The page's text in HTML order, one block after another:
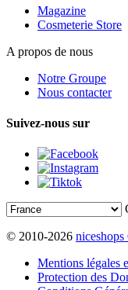
Magazine
Cosmeterie Store
A propos de nous
Notre Groupe
Nous contacter
Suivez-nous sur
© 2010-2026
Mentions légales
Protection des